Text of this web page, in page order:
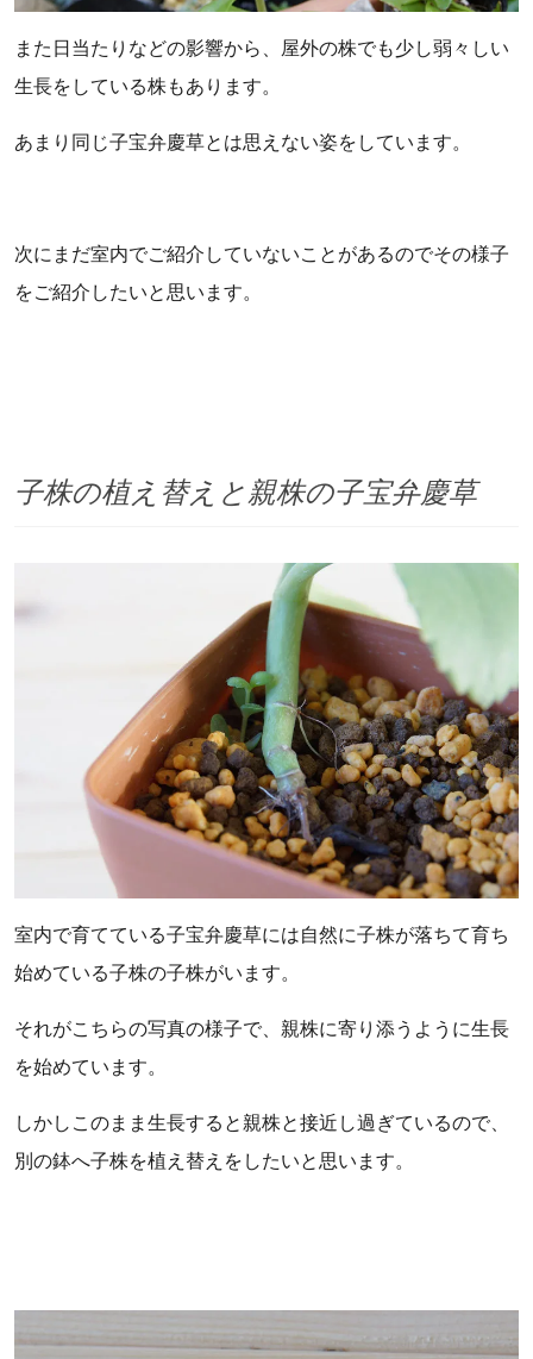
また日当たりなどの影響から、屋外の株でも少し弱々しい
生長をしている株もあります。
あまり同じ子宝弁慶草とは思えない姿をしています。
次にまだ室内でご紹介していないことがあるのでその様子
をご紹介したいと思います。
子株の植え替えと親株の子宝弁慶草
室内で育てている子宝弁慶草には自然に子株が落ちて育ち
始めている子株の子株がいます。
それがこちらの写真の様子で、親株に寄り添うように生長
を始めています。
しかしこのまま生長すると親株と接近し過ぎているので、
別の鉢へ子株を植え替えをしたいと思います。